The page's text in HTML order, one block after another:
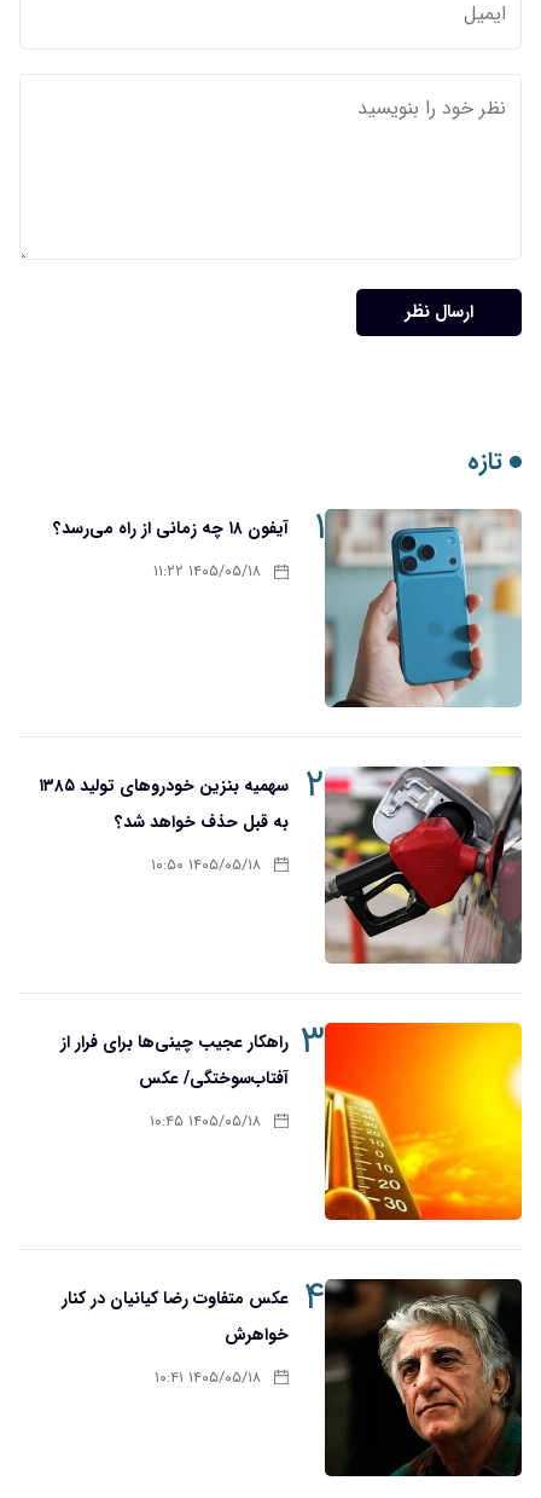
ارسال نظر
تازه
۱ آیفون ۱۸ چه زمانی از راه می‌رسد؟
۱۴۰۵/۰۵/۱۸ ۱۱:۲۲
۲
سهمیه بنزین خودروهای تولید ۱۳۸۵
به قبل حذف خواهد شد؟
۱۴۰۵/۰۵/۱۸ ۱۰:۵۰
۳ راهکار عجیب چینی‌ها برای فرار از
آفتاب‌سوختگی/ عکس
۱۴۰۵/۰۵/۱۸ ۱۰:۴۵
۴
عکس متفاوت رضا کیانیان در کنار
خواهرش
۱۴۰۵/۰۵/۱۸ ۱۰:۴۱